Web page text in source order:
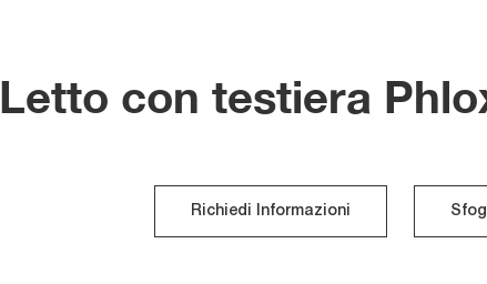
Letto con testiera
Richiedi Informazioni